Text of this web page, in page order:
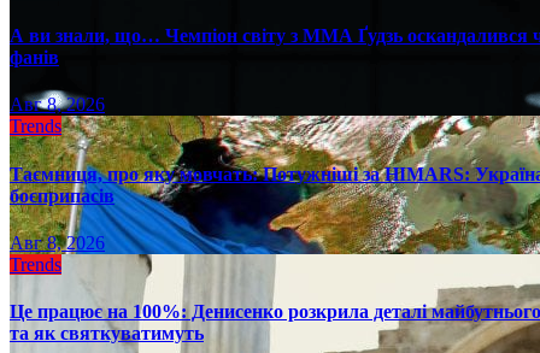
А ви знали, що… Чемпіон світу з ММА Ґудзь оскандалився
фанів
Авг 8, 2026
Trends
Таємниця, про яку мовчать: Потужніші за HIMARS:
боєприпасів
Авг 8, 2026
Trends
Це працює на 100%: Денисенко розкрила деталі майбутнього
та як святкуватимуть